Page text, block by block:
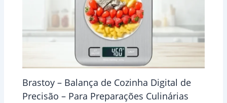
Brastoy – Balança de Cozinha Digital de
Precisão – Para Preparações Culinárias